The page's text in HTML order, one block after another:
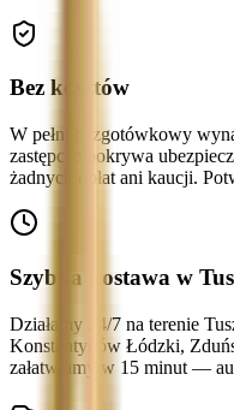
Bez kosztów
W pełni bezgotówkowy
zastępcze pokrywa
żadnych opłat ani kaucji.
Szybka dostawa w
Działamy 24/7 na terenie
Konstantynów Łódzki,
załatwiamy w 15 minut —